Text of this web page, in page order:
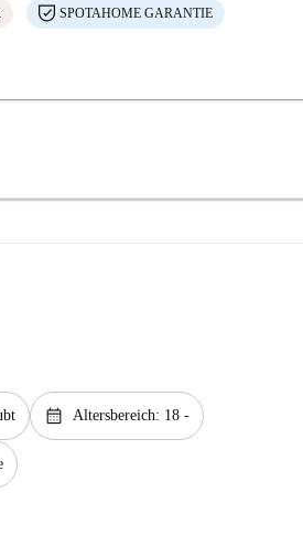
SPOTAHOME GARANTIE
calendar_month Altersbereich: 18 -